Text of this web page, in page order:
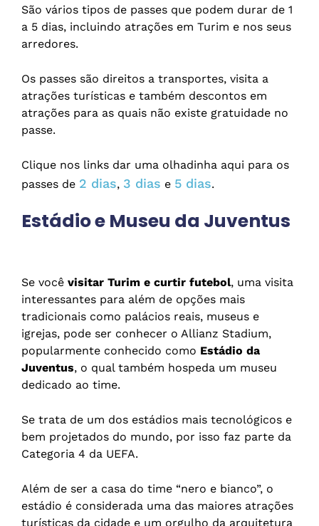
São vários tipos de passes que podem durar de 1
a 5 dias, incluindo atrações em Turim e nos seus
arredores.
Os passes são direitos a transportes, visita a
atrações turísticas e também descontos em
atrações para as quais não existe gratuidade no
passe.
Clique nos links dar uma olhadinha aqui para os
passes de 2 dias, 3 dias e 5 dias.
Estádio e Museu da Juventus
Se você visitar Turim e curtir futebol, uma visita
interessantes para além de opções mais
tradicionais como palácios reais, museus e
igrejas, pode ser conhecer o Allianz Stadium,
popularmente conhecido como Estádio da
Juventus, o qual também hospeda um museu
dedicado ao time.
Se trata de um dos estádios mais tecnológicos e
bem projetados do mundo, por isso faz parte da
Categoria 4 da UEFA.
Além de ser a casa do time “nero e bianco”, o
estádio é considerada uma das maiores atrações
turísticas da cidade e um orgulho da arquitetura